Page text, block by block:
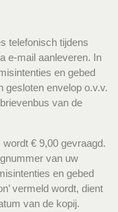
telefonisch tijdens
e-mail aanleveren. In
en gebed
gesloten envelop o.v.v.
van de
€ 9,00 gevraagd.
van uw
en gebed
vermeld wordt, dient
van de kopij.